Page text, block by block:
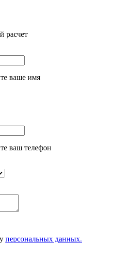
расчет
ваше имя
ваш телефон
персональных данных.